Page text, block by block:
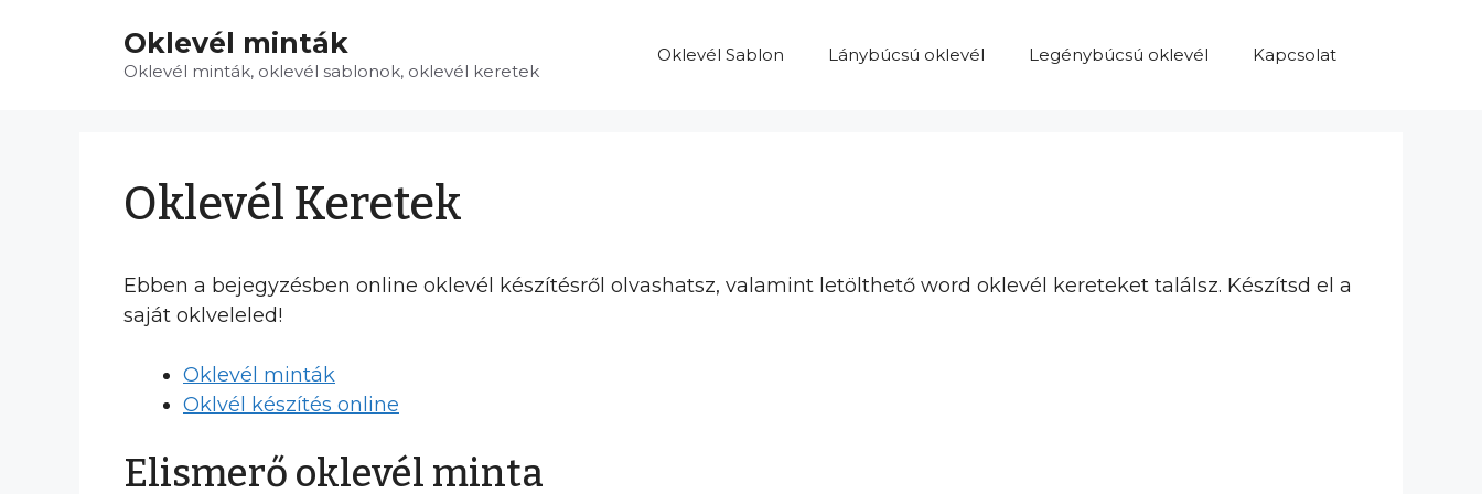
Oklevél minták
Oklevél minták, oklevél sablonok, oklevél keretek
Oklevél Sablon Lánybúcsú oklevél Legénybúcsú oklevél Kapcsolat
Oklevél Keretek
Ebben a bejegyzésben online oklevél készítésről olvashatsz, valamint letölthető word oklevél kereteket találsz. Készítsd el a
saját oklveleled!
Oklevél minták
Oklvél készítés online
Elismerő oklevél minta